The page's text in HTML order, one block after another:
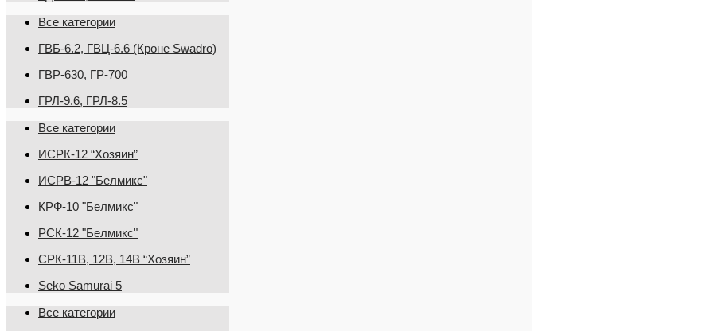
Все категории
ГВБ-6.2, ГВЦ-6.6 (Кроне Swadro)
ГВР-630, ГР-700
ГРЛ-9.6, ГРЛ-8.5
Все категории
ИСРК-12 “Хозяин”
ИСРВ-12 "Белмикс"
КРФ-10 "Белмикс"
РСК-12 "Белмикс"
СРК-11В, 12В, 14В “Хозяин”
Seko Samurai 5
Все категории